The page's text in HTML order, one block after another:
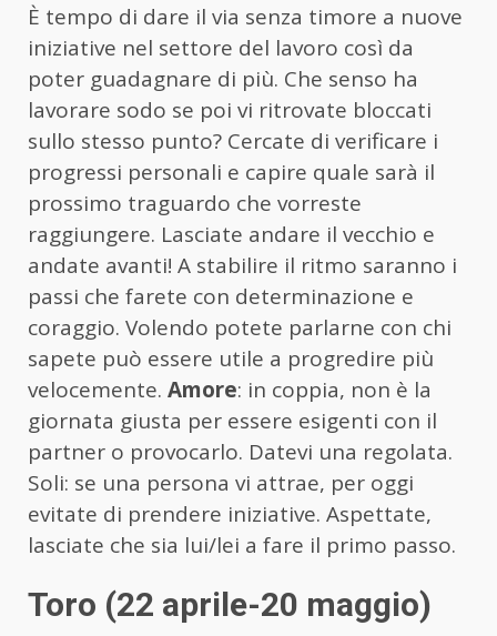
È tempo di dare il via senza timore a nuove
iniziative nel settore del lavoro così da
poter guadagnare di più. Che senso ha
lavorare sodo se poi vi ritrovate bloccati
sullo stesso punto? Cercate di verificare i
progressi personali e capire quale sarà il
prossimo traguardo che vorreste
raggiungere. Lasciate andare il vecchio e
andate avanti! A stabilire il ritmo saranno i
passi che farete con determinazione e
coraggio. Volendo potete parlarne con chi
sapete può essere utile a progredire più
velocemente. Amore: in coppia, non è la
giornata giusta per essere esigenti con il
partner o provocarlo. Datevi una regolata.
Soli: se una persona vi attrae, per oggi
evitate di prendere iniziative. Aspettate,
lasciate che sia lui/lei a fare il primo passo.
Toro (22 aprile-20 maggio)